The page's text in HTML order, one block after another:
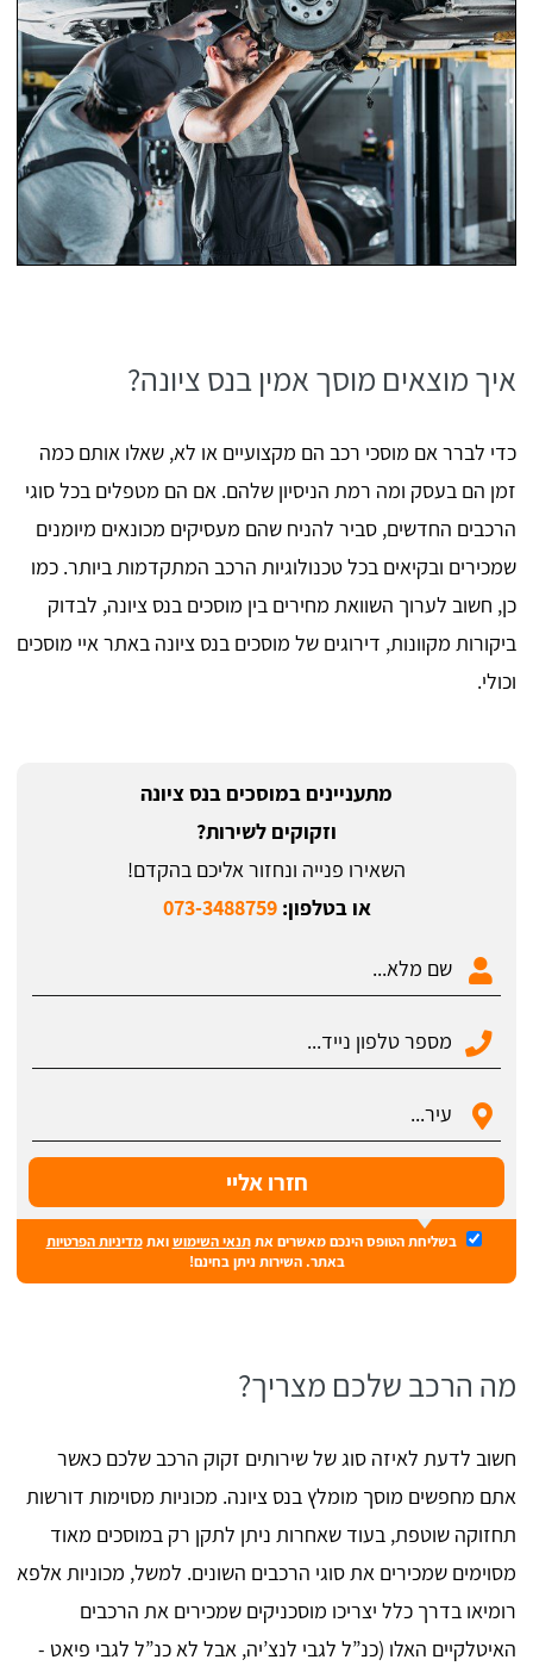
איך מוצאים מוסך אמין בנס ציונה?
כדי לברר אם מוסכי רכב הם מקצועיים או לא, שאלו אותם כמה
זמן הם בעסק ומה רמת הניסיון שלהם. אם הם מטפלים בכל סוגי
הרכבים החדשים, סביר להניח שהם מעסיקים מכונאים מיומנים
שמכירים ובקיאים בכל טכנולוגיות הרכב המתקדמות ביותר. כמו
כן, חשוב לערוך השוואת מחירים בין מוסכים בנס ציונה, לבדוק
ביקורות מקוונות, דירוגים של מוסכים בנס ציונה באתר איי מוסכים
וכולי.
מתעניינים במוסכים בנס ציונה
וזקוקים לשירות?
השאירו פנייה ונחזור אליכם בהקדם!
או בטלפון:073-3488759
בשליחת הטופס הינכם מאשרים אתתנאי השימושואתמדיניות הפרטיות
באתר. השירות ניתן בחינם!
מה הרכב שלכם מצריך?
חשוב לדעת לאיזה סוג של שירותים זקוק הרכב שלכם כאשר
אתם מחפשים מוסך מומלץ בנס ציונה. מכוניות מסוימות דורשות
תחזוקה שוטפת, בעוד שאחרות ניתן לתקן רק במוסכים מאוד
מסוימים שמכירים את סוגי הרכבים השונים. למשל, מכוניות אלפא
רומיאו בדרך כלל יצריכו מוסכניקים שמכירים את הרכבים
האיטלקיים האלו (כנ”ל לגבי לנצ’יה, אבל לא כנ”ל לגבי פיאט -